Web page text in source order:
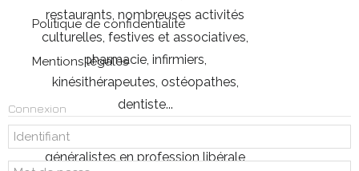
restaurants, nombreuses activités
culturelles, festives et associatives,
pharmacie, infirmiers,
kinésithérapeutes, ostéopathes,
dentiste...
Nous recherchons des médecins
généralistes en profession libérale
Politique de confidentialité
Mentions légales
Connexion